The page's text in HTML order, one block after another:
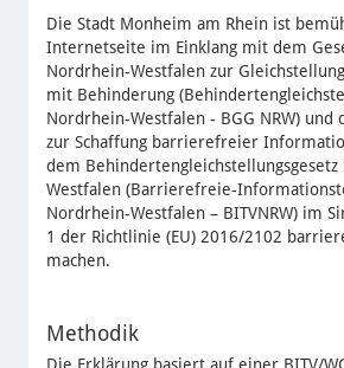
Die Stadt Monheim am Rhein ist
Internetseite im Einklang mit dem
Nordrhein-Westfalen zur
mit Behinderung
Nordrhein-Westfalen - BGG NRW) und
zur Schaffung barrierefreier
dem
Westfalen (Barrierefreie-
Nordrhein-Westfalen – BITVNRW) im
1 der Richtlinie (EU) 2016/2102
machen.
Methodik